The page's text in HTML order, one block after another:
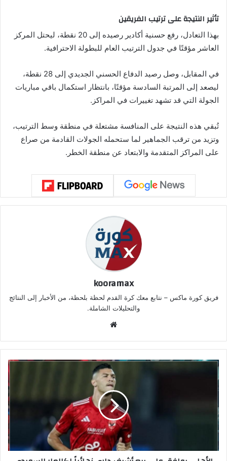
تأثير النتيجة على ترتيب الفريقين
بهذا التعادل، رفع حسنية أكادير رصيده إلى 20 نقطة، ليحتل المركز
العاشر مؤقتًا في جدول الترتيب العام للبطولة الاحترافية.
في المقابل، وصل رصيد الدفاع الحسني الجديدي إلى 28 نقطة،
ليصعد إلى المرتبة السادسة مؤقتًا، بانتظار استكمال باقي مباريات
الجولة التي قد تشهد تغييرات في المراكز.
تُبقي هذه النتيجة على المنافسة مشتعلة في منطقة وسط الترتيب،
وتزيد من ترقب الجماهير لما ستحمله الجولات القادمة من صراع
على المراكز المتقدمة والابتعاد عن منطقة الخطر.
kooramax
فريق كورة ماكس – نتابع معك كرة القدم لحظة بلحظة، من الأخبار إلى النتائج
والتحليلات الشاملة.
الوي
ب